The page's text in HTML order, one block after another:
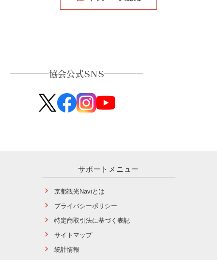
協会公式SNS
サポートメニュー
京都観光Naviとは
プライバシーポリシー
特定商取引法に基づく表記
サイトマップ
統計情報